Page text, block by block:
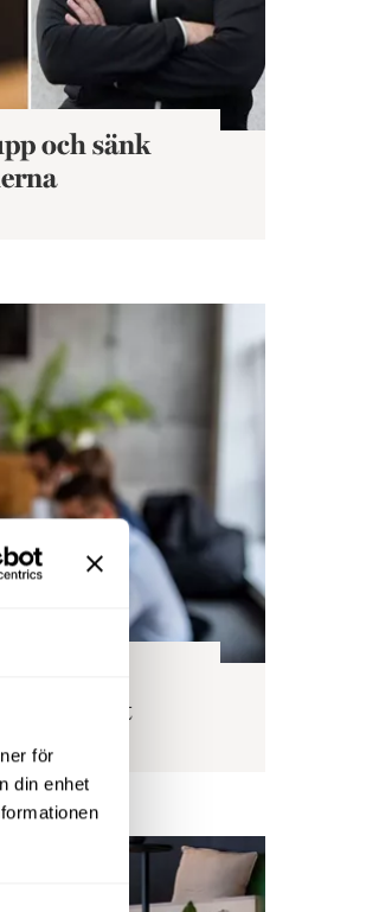
för
din enhet
och sänk
på kontoret
kontoret
vår employer branding